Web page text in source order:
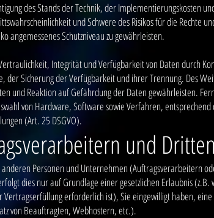
des Stands der Technik, der Implementierungskosten
und Schwere des Risikos für die Rechte
angemessenes Schutzniveau zu gewährleisten.
Integrität und Verfügbarkeit von Daten durch
der Sicherung der Verfügbarkeit und ihrer Trennung. Des
und Reaktion auf Gefährdung der Daten gewährleisten.
von Hardware, Software sowie Verfahren, entsprechend
(Art. 25 DSGVO).
und Dritten
Personen und Unternehmen (Auftragsverarbeitern
dies nur auf Grundlage einer gesetzlichen Erlaubnis
Vertragserfüllung erforderlich ist), Sie eingewilligt haben,
von Beauftragten, Webhostern, etc.).